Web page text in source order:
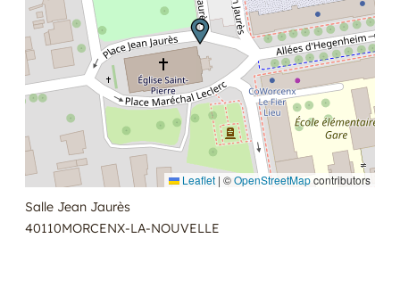
Leaflet | ©OpenStreetMapcontributors
Salle Jean Jaurès
40110MORCENX-LA-NOUVELLE